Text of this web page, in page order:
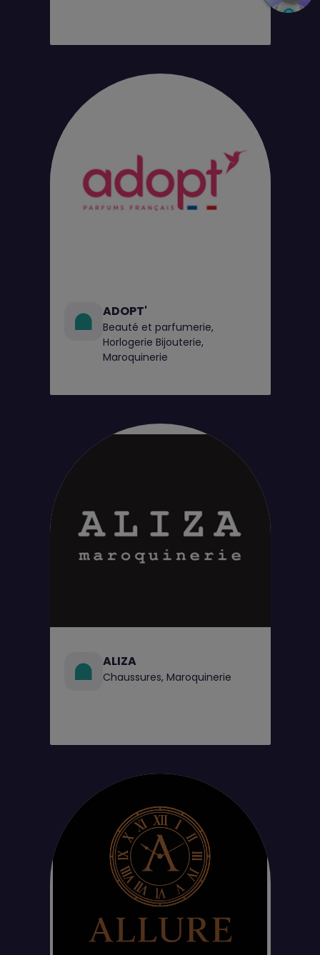
ADOPT'
Beauté et parfumerie,
Horlogerie Bijouterie,
Maroquinerie
ALIZA
Chaussures, Maroquinerie